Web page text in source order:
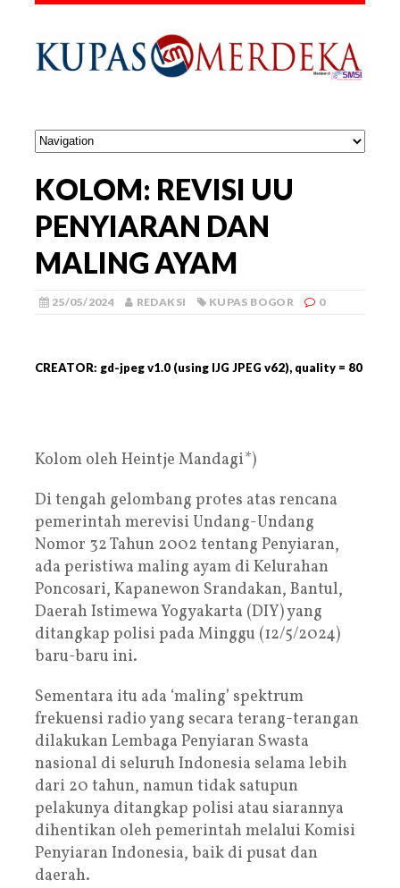
KOLOM: REVISI UU
PENYIARAN DAN
MALING AYAM
25/05/2024 REDAKSI KUPAS BOGOR 0
CREATOR: gd-jpeg v1.0 (using IJG JPEG v62), quality = 80
Kolom oleh Heintje Mandagi*)
Di tengah gelombang protes atas rencana
pemerintah merevisi Undang-Undang
Nomor 32 Tahun 2002 tentang Penyiaran,
ada peristiwa maling ayam di Kelurahan
Poncosari, Kapanewon Srandakan, Bantul,
Daerah Istimewa Yogyakarta (DIY) yang
ditangkap polisi pada Minggu (12/5/2024)
baru-baru ini.
Sementara itu ada ‘maling’ spektrum
frekuensi radio yang secara terang-terangan
dilakukan Lembaga Penyiaran Swasta
nasional di seluruh Indonesia selama lebih
dari 20 tahun, namun tidak satupun
pelakunya ditangkap polisi atau siarannya
dihentikan oleh pemerintah melalui Komisi
Penyiaran Indonesia, baik di pusat dan
daerah.